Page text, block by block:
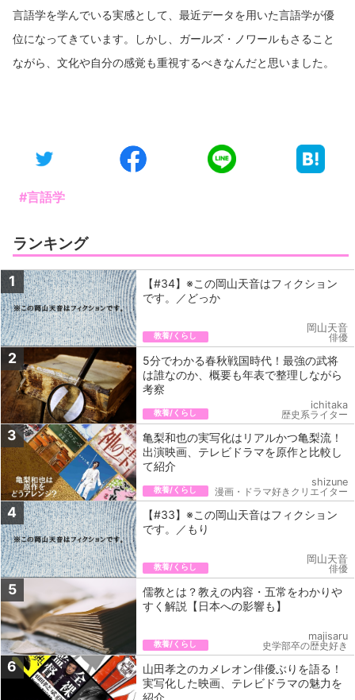
言語学を学んでいる実感として、最近データを用いた言語学が優
位になってきています。しかし、ガールズ・ノワールもさること
ながら、文化や自分の感覚も重視するべきなんだと思いました。
#言語学
ランキング
1
【#34】※この岡山天音はフィクション
です。／どっか
教養/くらし
岡山天音
俳優
2
5分でわかる春秋戦国時代！最強の武将
は誰なのか、概要も年表で整理しながら
考察
教養/くらし
ichitaka
歴史系ライター
3
亀梨和也の実写化はリアルかつ亀梨流！
出演映画、テレビドラマを原作と比較し
て紹介
教養/くらし
shizune
漫画・ドラマ好きクリエイター
4
【#33】※この岡山天音はフィクション
です。／もり
教養/くらし
岡山天音
俳優
5
儒教とは？教えの内容・五常をわかりや
すく解説【日本への影響も】
教養/くらし
majisaru
史学部卒の歴史好き
6
山田孝之のカメレオン俳優ぶりを語る！
実写化した映画、テレビドラマの魅力を
紹介